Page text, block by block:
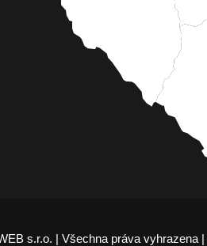
s.r.o. | Všechna práva vyhrazena |